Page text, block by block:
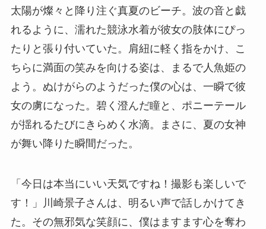
太陽が燦々と降り注ぐ真夏のビーチ。波の音と戯
れるように、濡れた競泳水着が彼女の肢体にぴっ
たりと張り付いていた。肩紐に軽く指をかけ、こ
ちらに満面の笑みを向ける姿は、まるで人魚姫の
よう。ぬけがらのようだった僕の心は、一瞬で彼
女の虜になった。碧く澄んだ瞳と、ポニーテール
が揺れるたびにきらめく水滴。まさに、夏の女神
が舞い降りた瞬間だった。
「今日は本当にいい天気ですね！撮影も楽しいで
す！」川崎景子さんは、明るい声で話しかけてき
た。その無邪気な笑顔に、僕はますます心を奪わ